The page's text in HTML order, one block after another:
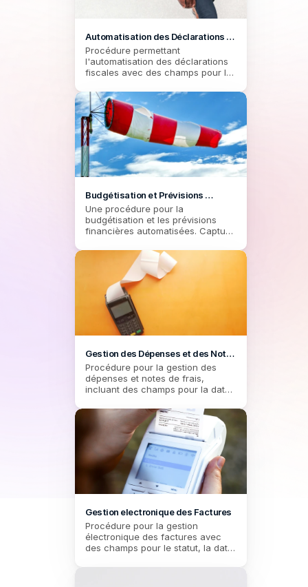
Automatisation des Déclarations
Fiscales
Procédure permettant
l'automatisation des déclarations
fiscales avec des champs pour les
documents justificatifs, et les
choix multiples pour les types de
revenus.
Budgétisation et Prévisions
Automatisées
Une procédure pour la
budgétisation et les prévisions
financières automatisées. Capture
vue d'ensemble des finances
actuelles, des dépenses, et des
revenus projetés.
Gestion des Dépenses et des Notes
de Frais
Procédure pour la gestion des
dépenses et notes de frais,
incluant des champs pour la date,
documents justificatifs. Éléments
essentiels pour le suivi financier.
Gestion electronique des Factures
Procédure pour la gestion
électronique des factures avec
des champs pour le statut, la date
montant total, et le statut de